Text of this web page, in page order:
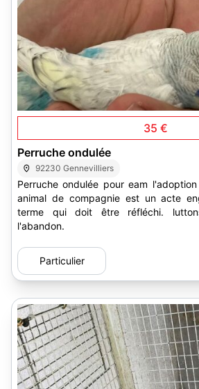
35 €
Perruche ondulée
92230 Gennevilliers
Perruche ondulée pour eam
animal de compagnie est un acte
terme qui doit être réfléchi.
l'abandon.
Particulier